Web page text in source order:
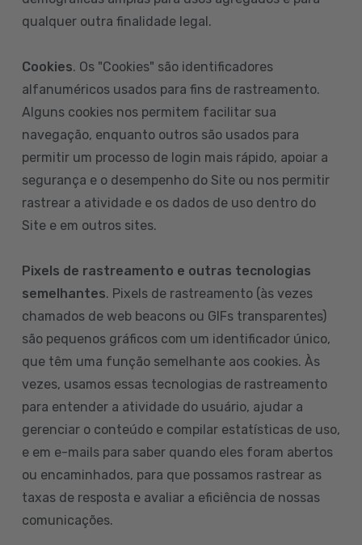
qualquer outra finalidade legal.
Cookies. Os "Cookies" são identificadores
alfanuméricos usados para fins de rastreamento.
Alguns cookies nos permitem facilitar sua
navegação, enquanto outros são usados para
permitir um processo de login mais rápido, apoiar a
segurança e o desempenho do Site ou nos permitir
rastrear a atividade e os dados de uso dentro do
Site e em outros sites.
Pixels de rastreamento e outras tecnologias
semelhantes. Pixels de rastreamento (às vezes
chamados de web beacons ou GIFs transparentes)
são pequenos gráficos com um identificador único,
que têm uma função semelhante aos cookies. Às
vezes, usamos essas tecnologias de rastreamento
para entender a atividade do usuário, ajudar a
gerenciar o conteúdo e compilar estatísticas de uso,
e em e-mails para saber quando eles foram abertos
ou encaminhados, para que possamos rastrear as
taxas de resposta e avaliar a eficiência de nossas
comunicações.